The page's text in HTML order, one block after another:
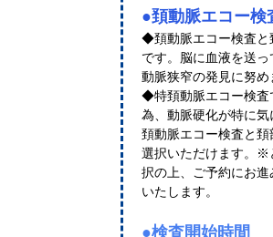
●頚動脈エコー検
◆頚動脈エコー検査と
です。脳に血液を送
動脈狭窄の発見に努め
◆特頚動脈エコー検査
為、動脈硬化が特に
頚動脈エコー検査と
選択いただけます。※
択の上、ご予約にお
いたします。
●検査開始時間